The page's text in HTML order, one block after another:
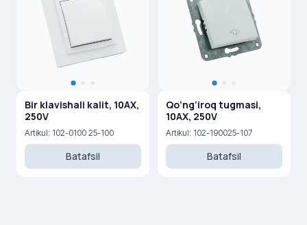
Bir klavishali kalit, 10AX,
250V
Artikul: 102-0100 25-100
Batafsil
Qo‘ng‘iroq tugmasi,
10AX, 250V
Artikul: 102-190025-107
Batafsil